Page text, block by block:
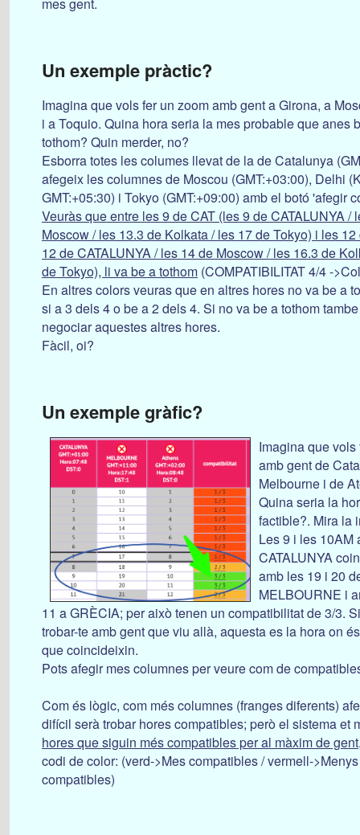
Un exemple pràctic?
Imagina que vols fer un zoom amb gent a Girona, a
i a Toquio. Quina hora seria la mes probable que anes
tothom? Quin merder, no?
Esborra totes les columes llevat de la de Catalunya
afegeix les columnes de Moscou (GMT:+03:00), Delhi
GMT:+05:30) i Tokyo (GMT:+09:00) amb el botó 'afegir
Veuràs que entre les 9 de CAT (les 9 de CATALUNYA /
Moscow / les 13.3 de Kolkata / les 17 de Tokyo) i les 12
12 de CATALUNYA / les 14 de Moscow / les 16.3 de
de Tokyo), li va be a tothom (COMPATIBILITAT 4/4 -
En altres colors veuras que en altres hores no va be a
si a 3 dels 4 o be a 2 dels 4. Si no va be a tothom
negociar aquestes altres hores.
Fàcil, oi?
Un exemple gràfic?
Imagina que
amb gent de
Melbourne i de
Quina seria la
factible?. Mira la
Les 9 i les 10AM
CATALUNYA
amb les 19 i 20
MELBOURNE i
11 a GRÈCIA; per això tenen un compatibilitat de 3/3.
trobar-te amb gent que viu allà, aquesta es la hora on
que coincideixin.
Pots afegir mes columnes per veure com de
Com és lògic, com més columnes (franges diferents)
difícil serà trobar hores compatibles; però el sistema et
hores que siguin més compatibles per al màxim de gent
codi de color: (verd->Mes compatibles / vermell->Menys
compatibles)